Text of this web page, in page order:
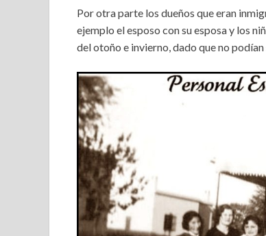
Por otra parte los dueños que eran
ejemplo el esposo con su esposa y los
del otoño e invierno, dado que no